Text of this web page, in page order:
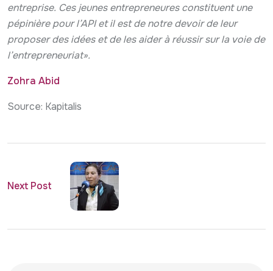
entreprise. Ces jeunes entrepreneures constituent une
pépinière pour l’API et il est de notre devoir de leur
proposer des idées et de les aider à réussir sur la voie de
l’entrepreneuriat».
Zohra Abid
Source: Kapitalis
Next Post